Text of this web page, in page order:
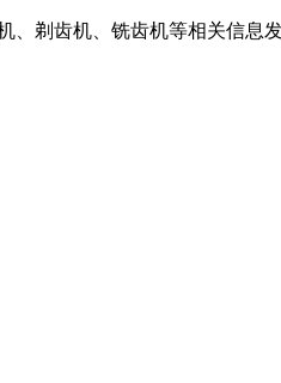
剃齿机、铣齿机等相关信息